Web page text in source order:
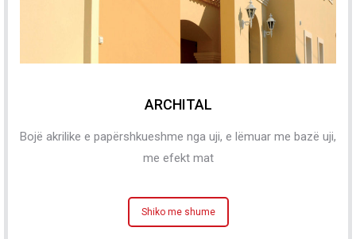
ARCHITAL
Bojë akrilike e papërshkueshme nga uji, e lëmuar me bazë uji,
me efekt mat
Shiko me shume